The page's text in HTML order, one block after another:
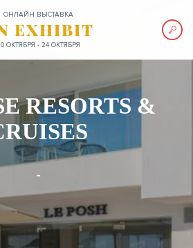
ОНЛАЙН ВЫСТАВКА
EXHIBIT
ОКТЯБРЯ - 24 ОКТЯБРЯ
RESORTS &
-